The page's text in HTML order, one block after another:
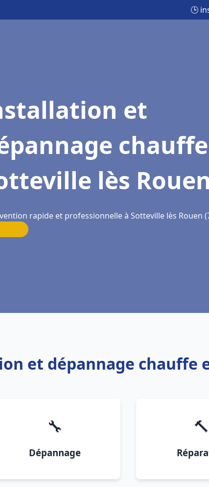
🕒
et
lès Rouen
rapide et professionnelle à Sotteville lès Rouen
et dépannage chauffe
🔧
Dépannage
🔨